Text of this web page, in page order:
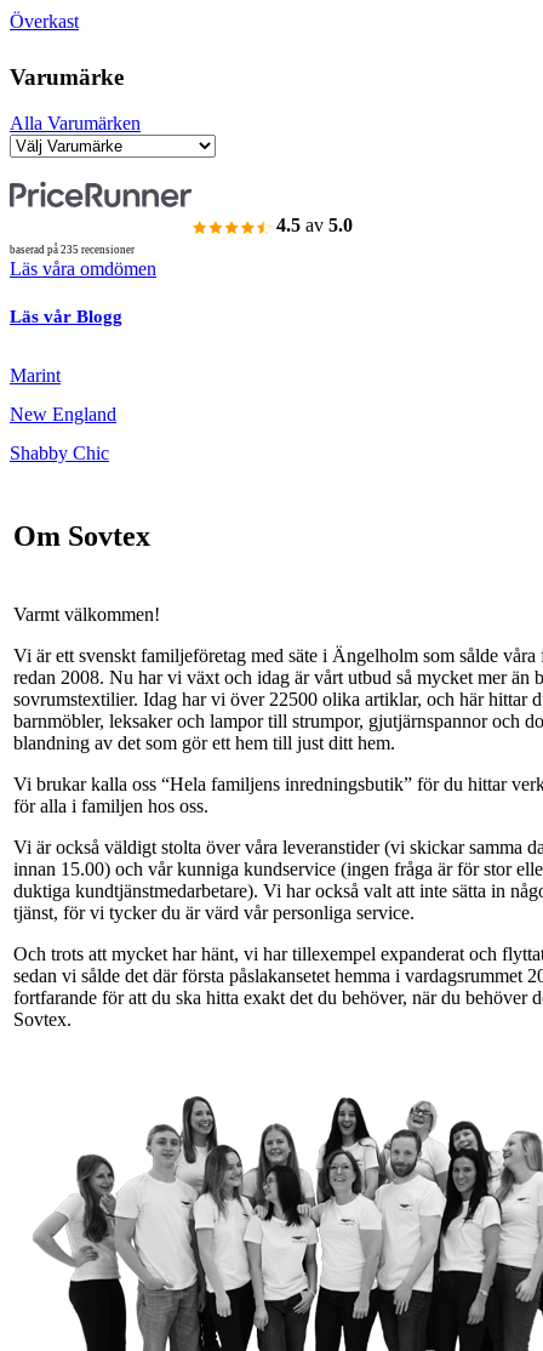
Överkast
Varumärke
Alla Varumärken
4.5 av 5.0
baserad på 235 recensioner
Läs våra omdömen
Läs vår Blogg
Marint
New England
Shabby Chic
Om Sovtex
Varmt välkommen!
Vi är ett svenskt familjeföretag med säte i Ängelholm som sålde våra
redan 2008. Nu har vi växt och idag är vårt utbud så mycket mer än
sovrumstextilier. Idag har vi över 22500 olika artiklar, och här hittar
barnmöbler, leksaker och lampor till strumpor, gjutjärnspannor och
blandning av det som gör ett hem till just ditt hem.
Vi brukar kalla oss “Hela familjens inredningsbutik” för du hittar
för alla i familjen hos oss.
Vi är också väldigt stolta över våra leveranstider (vi skickar samma
innan 15.00) och vår kunniga kundservice (ingen fråga är för stor
duktiga kundtjänstmedarbetare). Vi har också valt att inte sätta in
tjänst, för vi tycker du är värd vår personliga service.
Och trots att mycket har hänt, vi har tillexempel expanderat och
sedan vi sålde det där första påslakansetet hemma i vardagsrummet
fortfarande för att du ska hitta exakt det du behöver, när du behöver
Sovtex.